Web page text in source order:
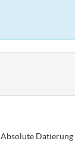
Absolute Datierung